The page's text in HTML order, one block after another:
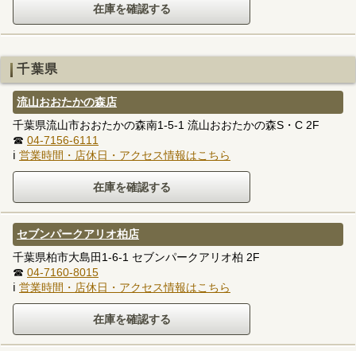
千葉県
流山おおたかの森店
千葉県流山市おおたかの森南1-5-1 流山おおたかの森S・C 2F
☎ 04-7156-6111
ℹ 営業時間・店休日・アクセス情報はこちら
セブンパークアリオ柏店
千葉県柏市大島田1-6-1 セブンパークアリオ柏 2F
☎ 04-7160-8015
ℹ 営業時間・店休日・アクセス情報はこちら